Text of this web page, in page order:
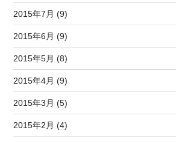
2015年7月 (9)
2015年6月 (9)
2015年5月 (8)
2015年4月 (9)
2015年3月 (5)
2015年2月 (4)